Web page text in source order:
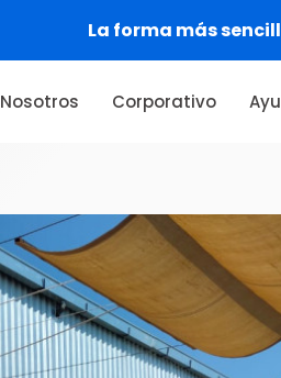
La forma más
Nosotros Corporativo